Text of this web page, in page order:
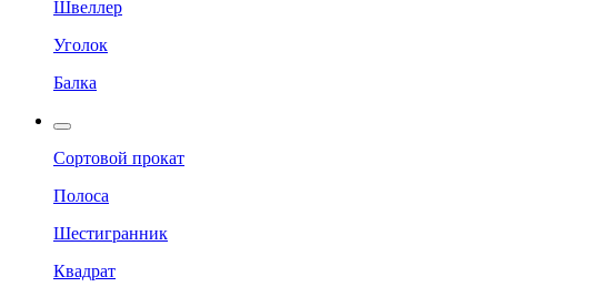
Швеллер
Уголок
Балка
Сортовой прокат
Полоса
Шестигранник
Квадрат